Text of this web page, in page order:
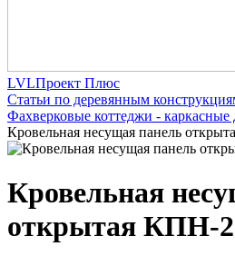
LVLПроект Плюс
Статьи по деревянным
Фахверковые коттеджи - каркасные
Кровельная несущая панель
Кровельная
открытая КПН-